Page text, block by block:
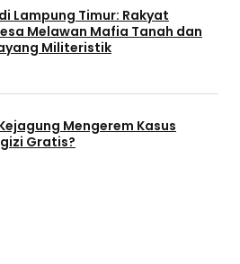
Lampung Timur: Rakyat
Melawan Mafia Tanah dan
Militeristik
Mengerem Kasus
Gratis?